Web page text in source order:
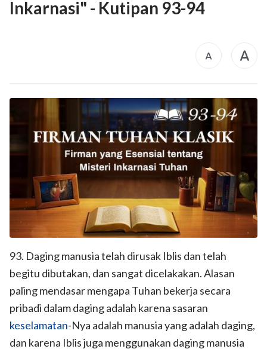
Inkarnasi" - Kutipan 93-94
93. Daging manusia telah dirusak Iblis dan telah
begitu dibutakan, dan sangat dicelakakan. Alasan
paling mendasar mengapa Tuhan bekerja secara
pribadi dalam daging adalah karena sasaran
keselamatan-Nya adalah manusia yang adalah daging,
dan karena Iblis juga menggunakan daging manusia